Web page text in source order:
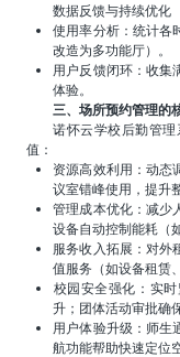
​​数据反馈与持续优化​​
使用率分析​​：统计各
改造为多功能厅）。
用户反馈闭环​​：收集
体验。
三、场所预约管理的
诺怀云学校后勤管
值：
资源高效利用​​：动态
议室错峰使用，提升
管理成本优化​​：减少
设备自动控制能耗（
服务收入拓展​​：对外
值服务（如设备租赁
校园安全强化​​：实
升；团体活动审批确
用户体验升级​​：师生
航功能帮助快速定位